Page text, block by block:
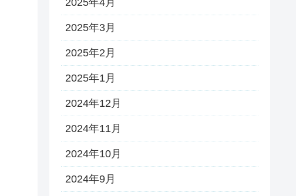
2025年4月
2025年3月
2025年2月
2025年1月
2024年12月
2024年11月
2024年10月
2024年9月